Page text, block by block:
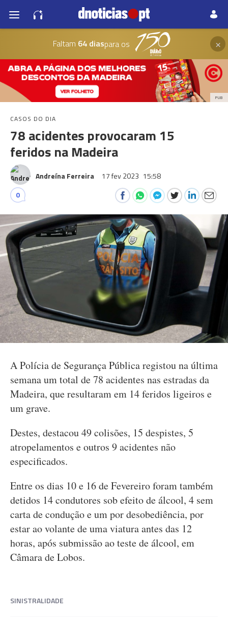
Faltam 64 diaspara os ×
PUB
CASOS DO DIA
78 acidentes provocaram 15
feridos na Madeira
Andreína Ferreira 17 fev 2023 15:58
0
A Polícia de Segurança Pública registou na última
semana um total de 78 acidentes nas estradas da
Madeira, que resultaram em 14 feridos ligeiros e
um grave.
Destes, destacou 49 colisões, 15 despistes, 5
atropelamentos e outros 9 acidentes não
especificados.
Entre os dias 10 e 16 de Fevereiro foram também
detidos 14 condutores sob efeito de álcool, 4 sem
carta de condução e um por desobediência, por
estar ao volante de uma viatura antes das 12
horas, após submissão ao teste de álcool, em
Câmara de Lobos.
SINISTRALIDADE